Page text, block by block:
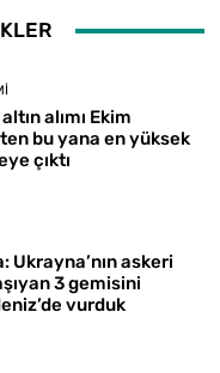
alımı Ekim
bu yana en yüksek
çıktı
Ukrayna’nın askeri
3 gemisini
vurduk